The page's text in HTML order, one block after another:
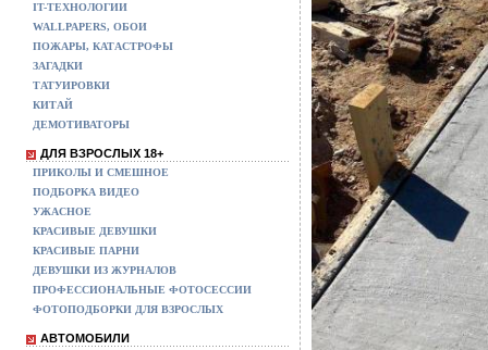
IT-ТЕХНОЛОГИИ
WALLPAPERS, ОБОИ
ПОЖАРЫ, КАТАСТРОФЫ
ЗАГАДКИ
ТАТУИРОВКИ
КИТАЙ
ДЕМОТИВАТОРЫ
ДЛЯ ВЗРОСЛЫХ 18+
ПРИКОЛЫ И СМЕШНОЕ
ПОДБОРКА ВИДЕО
УЖАСНОЕ
КРАСИВЫЕ ДЕВУШКИ
КРАСИВЫЕ ПАРНИ
ДЕВУШКИ ИЗ ЖУРНАЛОВ
ПРОФЕССИОНАЛЬНЫЕ ФОТОСЕССИИ
ФОТОПОДБОРКИ ДЛЯ ВЗРОСЛЫХ
АВТОМОБИЛИ